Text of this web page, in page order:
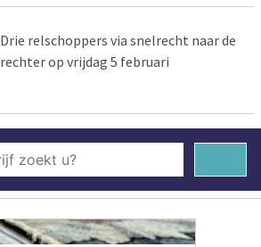
Drie relschoppers via snelrecht naar de
rechter op vrijdag 5 februari